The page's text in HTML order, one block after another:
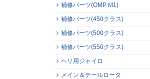
補修パーツ(OMP M1)
補修パーツ(450クラス)
補修パーツ(500クラス)
補修パーツ(550クラス)
ヘリ用ジャイロ
メイン＆テールロータ